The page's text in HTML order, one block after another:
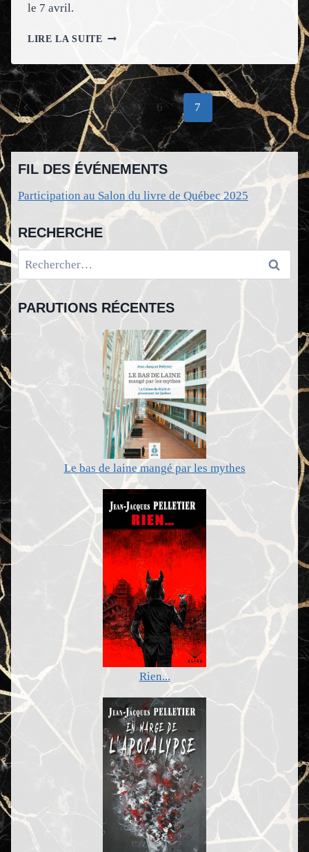
le 7 avril.
LIRE LA SUITE LE
DES
AUTRES
EN
GRAND
FORMAT
Navigation
de
page
Page
précédente
1 … 5 6 7
FIL DES ÉVÉNEMENTS
Participation au Salon du livre de Québec 2025
RECHERCHE
Rechercher :
PARUTIONS RÉCENTES
Le bas de laine mangé par les mythes
Rien...